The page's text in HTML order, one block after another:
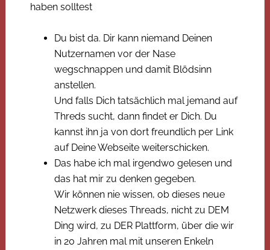
haben solltest
Du bist da. Dir kann niemand Deinen
Nutzernamen vor der Nase
wegschnappen und damit Blödsinn
anstellen.
Und falls Dich tatsächlich mal jemand auf
Threds sucht, dann findet er Dich. Du
kannst ihn ja von dort freundlich per Link
auf Deine Webseite weiterschicken.
Das habe ich mal irgendwo gelesen und
das hat mir zu denken gegeben.
Wir können nie wissen, ob dieses neue
Netzwerk dieses Threads, nicht zu DEM
Ding wird, zu DER Plattform, über die wir
in 20 Jahren mal mit unseren Enkeln